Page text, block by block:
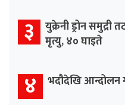
३ युक्रेनी ड्रोन
मृत्यु, ४० घाइते
४ भदौदेखि आन्दोलन